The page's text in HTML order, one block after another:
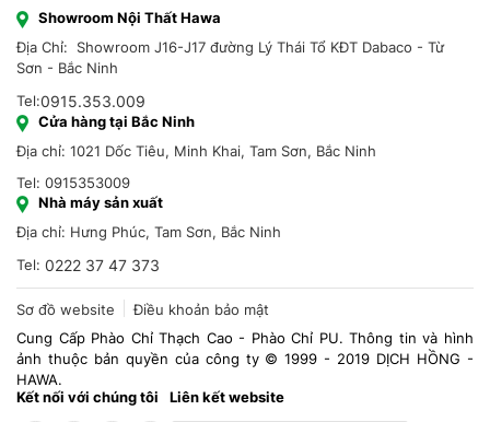
Showroom Nội Thất Hawa
Địa Chỉ: Showroom J16-J17 đường Lý Thái Tổ KĐT Dabaco - Từ
Sơn - Bắc Ninh
Tel:0915.353.009
Cửa hàng tại Bắc Ninh
Địa chỉ: 1021 Dốc Tiêu, Minh Khai, Tam Sơn, Bắc Ninh
Tel: 0915353009
Nhà máy sản xuất
Địa chỉ: Hưng Phúc, Tam Sơn, Bắc Ninh
Tel: 0222 37 47 373
Sơ đồ website
Điều khoản bảo mật
Cung Cấp Phào Chỉ Thạch Cao - Phào Chỉ PU. Thông tin và hình
ảnh thuộc bản quyền của công ty © 1999 - 2019 DỊCH HỒNG -
HAWA.
Kết nối với chúng tôi
Liên kết website